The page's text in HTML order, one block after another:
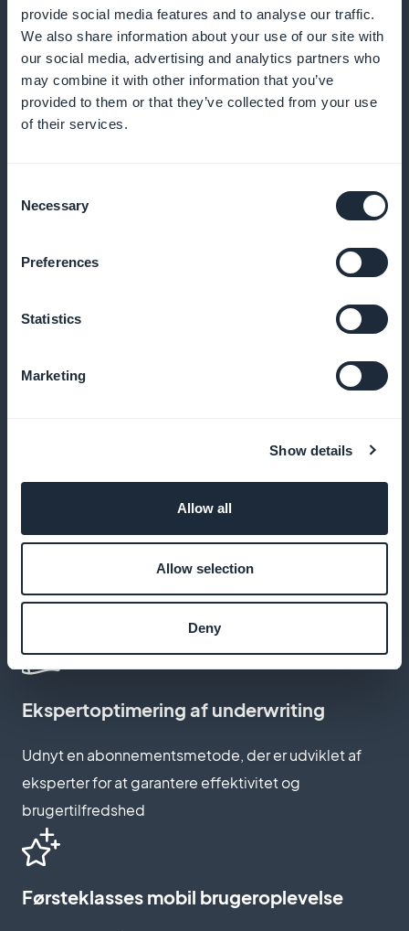
provide social media features and to analyse our traffic.
We also share information about your use of our site with
our social media, advertising and analytics partners who
may combine it with other information that you’ve
provided to them or that they’ve collected from your use
of their services.
Selection
Necessary
Preferences
Statistics
Marketing
Show details
Allow all
Allow selection
Deny
Detaljeret indsigt i modetrends for unge
Tilbyde dybdegående analyser af de seneste trends
og præferencer hos unge forbrugere for at holde
dine abonnenter på forkant med moden
Øget synlighed direkte fra startsiden
Sørg for, at dine abonnementstilbud er umiddelbart
100 % af indtægterne til dig
Tilpas abonnementsside
Opret en abonnementsside, der afspejler
dynamikken og energien i ungdomsmode
Ekspertoptimering af underwriting
Udnyt en abonnementsmetode, der er udviklet af
eksperter for at garantere effektivitet og
brugertilfredshed
Førsteklasses mobil brugeroplevelse